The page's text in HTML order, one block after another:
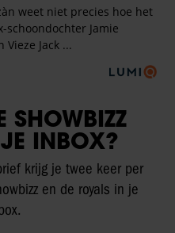
SHOWBIZZ
INBOX?
krijg je twee keer per
en de royals in je